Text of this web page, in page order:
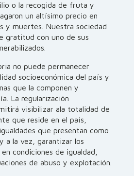
o la recogida de fruta y
un altísimo precio en
y muertes. Nuestra sociedad
gratitud con uno de sus
no puede permanecer
socioeconómica del país y
que la componen y
La regularización
visibilizar ala totalidad de
que reside en el país,
que presentan como
a la vez, garantizar los
condiciones de igualdad,
de abuso y explotación.